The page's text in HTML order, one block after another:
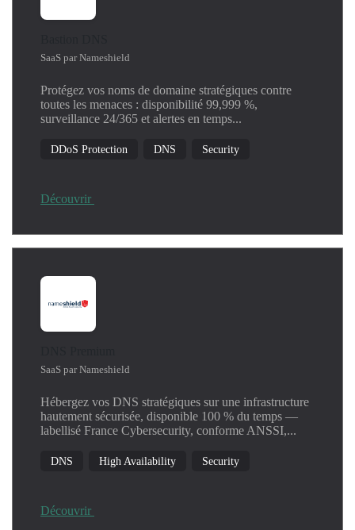
SaaS par Nameshield
Protégez vos noms de domaine stratégiques contre
toutes les menaces : disponibilité 99,999 %,
surveillance 24/365 et alertes en temps...
DDoS Protection DNS Security
Découvrir
SaaS par Nameshield
Hébergez vos DNS stratégiques sur une infrastructure
hautement sécurisée, disponible 100 % du temps —
labellisé France Cybersecurity, conforme ANSSI,...
DNS High Availability Security
Découvrir